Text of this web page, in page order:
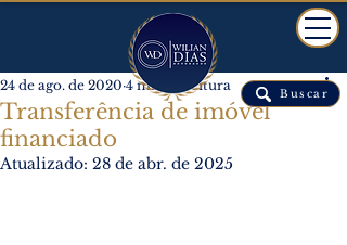
Buscar
Transferência de imóvel
financiado
24 de ago. de 2020 4 min de leitura
Atualizado: 28 de abr. de 2025